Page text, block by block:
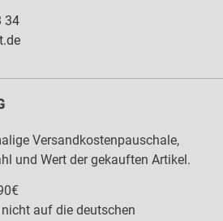
34
Versandkostenpauschale,
und Wert der gekauften Artikel.
auf die deutschen